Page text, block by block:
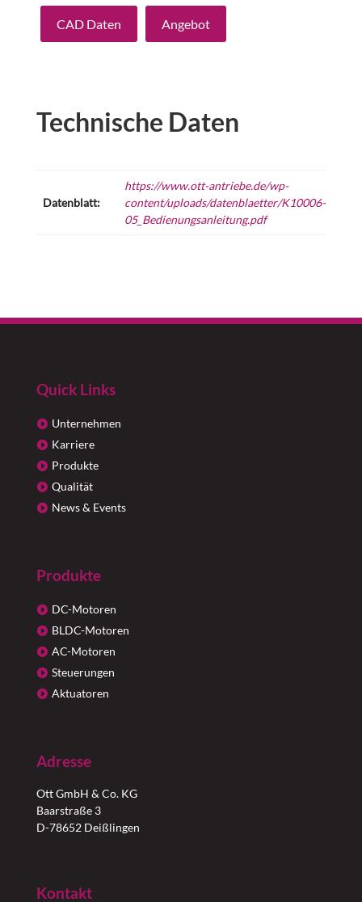
CAD Daten Angebot
Technische Daten
Datenblatt:
https://www.ott-antriebe.de/wp-
content/uploads/datenblaetter/K10006-
05_Bedienungsanleitung.pdf
Quick Links
Unternehmen
Karriere
Produkte
Qualität
News & Events
Produkte
DC-Motoren
BLDC-Motoren
AC-Motoren
Steuerungen
Aktuatoren
Adresse
Ott GmbH & Co. KG
Baarstraße 3
D-78652 Deißlingen
Kontakt